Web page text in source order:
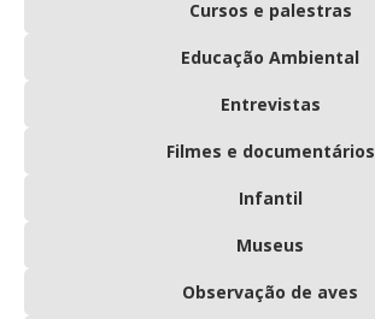
Cursos e palestras
Educação Ambiental
Entrevistas
Filmes e documentários
Infantil
Museus
Observação de aves